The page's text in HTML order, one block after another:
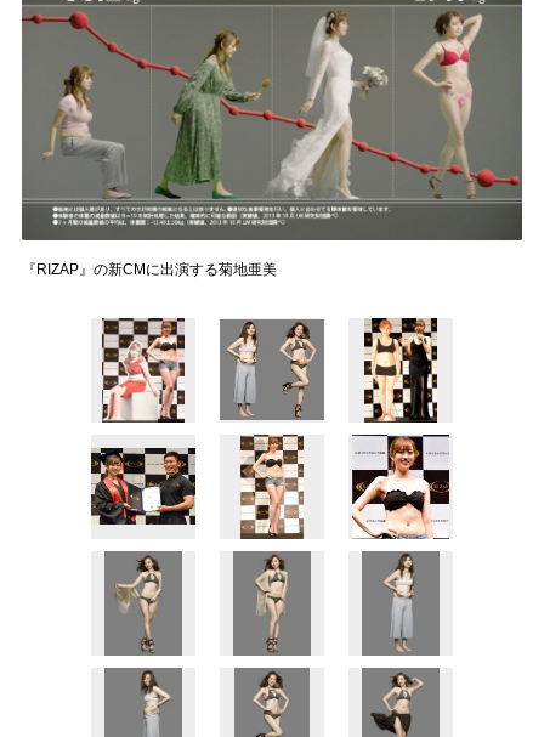
『RIZAP』の新CMに出演する菊地亜美